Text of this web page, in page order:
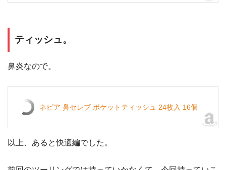
ティッシュ。
鼻炎なので。
ネピア 鼻セレブ ポケットティッシュ 24枚入 16個
以上、あると快適編でした。